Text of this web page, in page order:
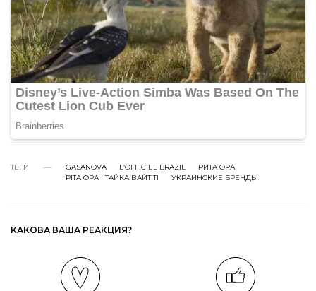
ТЕГИ GASANOVA L’OFFICIEL BRAZIL
РИТА ОРА
РІТА ОРА І ТАЙКА ВАЙТІТІ
УКРАИНСКИЕ БРЕНДЫ
КАКОВА ВАША РЕАКЦИЯ?